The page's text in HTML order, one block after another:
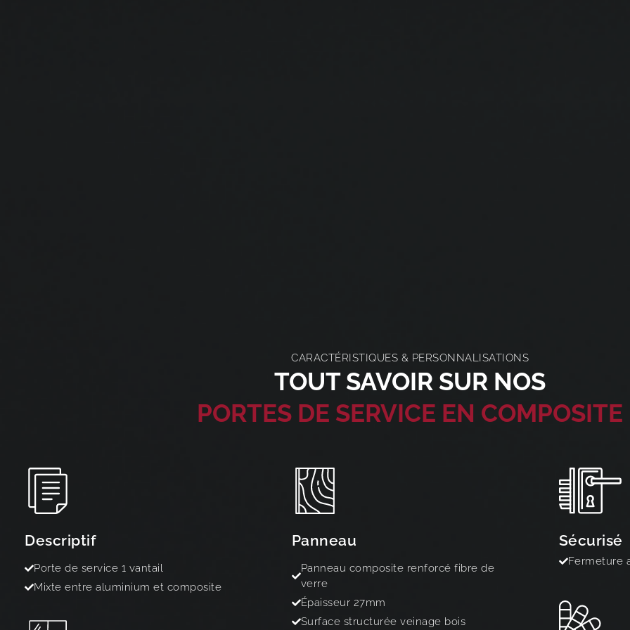
CARACTÉRISTIQUES & PERSONNALISATIONS
TOUT SAVOIR SUR NOS
PORTES DE SERVICE EN COMPOSITE
Descriptif
Porte de service 1 vantail
Mixte entre aluminium et composite
Panneau
Panneau composite renforcé fibre de
verre
Épaisseur 27mm
Surface structurée veinage bois
Sécurisé
Fermeture